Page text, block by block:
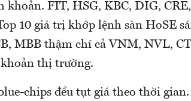
khoản. FIT, HSG, KBC, DIG,
10 giá trị khớp lệnh sàn HoSE
MBB thậm chí cả VNM, NVL,
thị trường.
chips đều tụt giá theo thời gian.